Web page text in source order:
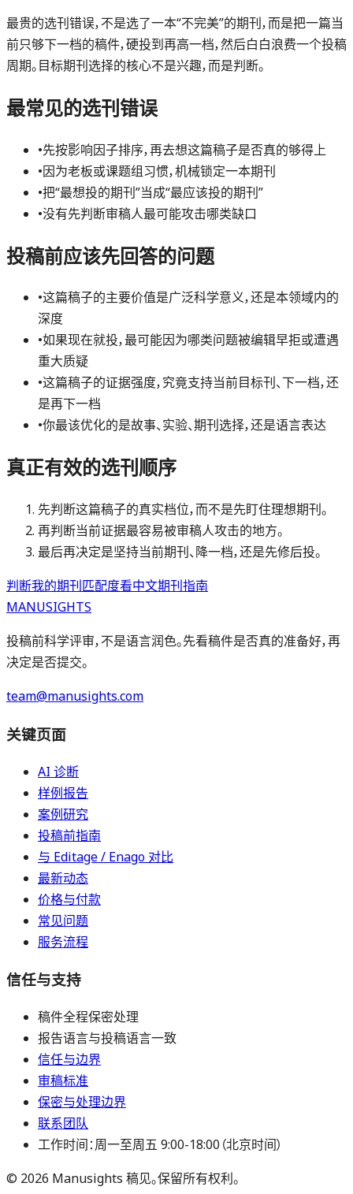
最贵的选刊错误，不是选了一本“不完美”的期刊，而是把一篇当
前只够下一档的稿件，硬投到再高一档，然后白白浪费一个投稿
周期。目标期刊选择的核心不是兴趣，而是判断。
最常见的选刊错误
•先按影响因子排序，再去想这篇稿子是否真的够得上
•因为老板或课题组习惯，机械锁定一本期刊
•把“最想投的期刊”当成“最应该投的期刊”
•没有先判断审稿人最可能攻击哪类缺口
投稿前应该先回答的问题
•这篇稿子的主要价值是广泛科学意义，还是本领域内的
深度
•如果现在就投，最可能因为哪类问题被编辑早拒或遭遇
重大质疑
•这篇稿子的证据强度，究竟支持当前目标刊、下一档，还
是再下一档
•你最该优化的是故事、实验、期刊选择，还是语言表达
真正有效的选刊顺序
先判断这篇稿子的真实档位，而不是先盯住理想期刊。
再判断当前证据最容易被审稿人攻击的地方。
最后再决定是坚持当前期刊、降一档，还是先修后投。
判断我的期刊匹配度看中文期刊指南
MANUSIGHTS
投稿前科学评审，不是语言润色。先看稿件是否真的准备好，再
决定是否提交。
team@manusights.com
关键页面
AI 诊断
样例报告
案例研究
投稿前指南
与 Editage / Enago 对比
最新动态
价格与付款
常见问题
服务流程
信任与支持
稿件全程保密处理
报告语言与投稿语言一致
信任与边界
审稿标准
保密与处理边界
联系团队
工作时间：周一至周五 9:00-18:00（北京时间）
© 2026 Manusights 稿见。保留所有权利。